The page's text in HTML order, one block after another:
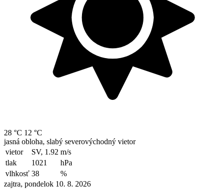
28 °C 12 °C
jasná obloha, slabý severovýchodný vietor
vietor
SV, 1.92 m/s
tlak
1021
hPa
vlhkosť 38
%
zajtra, pondelok 10. 8. 2026